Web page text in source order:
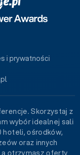
i prywatności
Skorzystaj z
wybór idealnej sali
hoteli, ośrodków,
oraz innych
a otrzymasz oferty